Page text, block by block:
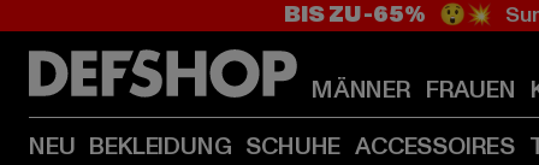
BIS ZU -65% 😲💥
MÄNNER FRAUEN
NEU BEKLEIDUNG SCHUHE ACCESSOIRES